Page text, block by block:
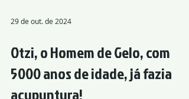
Otzi, o Homem de Gelo, com
5000 anos de idade, já fazia